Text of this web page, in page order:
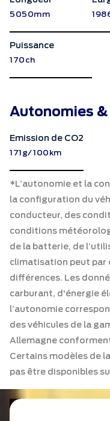
5050mm
Puissance
170ch
Autonomies
Emission de CO2
171g/100km
*L’autonomie et la
la configuration du
conducteur, des
conditions
de la batterie, de
climatisation peut par
différences. Les
carburant, d'énergie
l’autonomie
des véhicules de la
Allemagne
Certains modèles de
pas être disponibles